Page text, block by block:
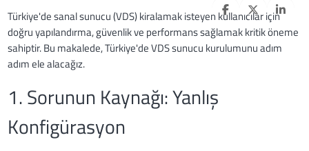
Türkiye'de sanal sunucu (VDS) kiralamak isteyen kullanıcılar için
doğru yapılandırma, güvenlik ve performans sağlamak kritik öneme
sahiptir. Bu makalede, Türkiye'de VDS sunucu kurulumunu adım
adım ele alacağız.
1. Sorunun Kaynağı: Yanlış
Konfigürasyon